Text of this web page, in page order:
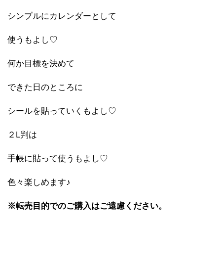
シンプルにカレンダーとして
使うもよし♡
何か目標を決めて
できた日のところに
シールを貼っていくもよし♡
２L判は
手帳に貼って使うもよし♡
色々楽しめます♪
※転売目的でのご購入はご遠慮ください。